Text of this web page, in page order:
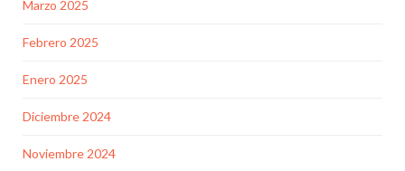
Marzo 2025
Febrero 2025
Enero 2025
Diciembre 2024
Noviembre 2024